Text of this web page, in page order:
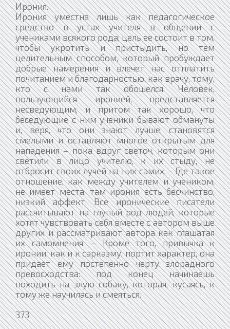
Ирония.
Ирония уместна лишь как педагогическое
средство в устах учителя в общении с
учениками всякого рода; цель ее состоит в том,
чтобы укротить и пристыдить, но тем
целительным способом, который пробуждает
добрые намерения и влечет нас отплатить
почитанием и благодарностью, как врачу, тому,
кто с нами так обошелся. Человек,
пользующийся иронией, представляется
несведующим, и притом так хорошо, что
беседующие с ним ученики бывают обмануты
и, веря, что они знают лучше, становятся
смелыми и оставляют многое открытым для
нападения – пока вдруг светоч, которым они
светили в лицо учителю, к их стыду, не
отбросит своих лучей на них самих. - Где такое
отношение, как между учителем и учеником,
не имеет места, там ирония есть бесчинство,
низкий аффект. Все иронические писатели
рассчитывают на глупый род людей, которые
хотят чувствовать себя вместе с автором выше
других и рассматривают автора как глашатая
их самомнения. – Кроме того, привычка к
иронии, как и к сарказму, портит характер, она
придает ему постепенно черту злорадного
превосходства: под конец начинаешь
походить на злую собаку, которая, кусаясь, к
тому же научилась и смеяться.
373